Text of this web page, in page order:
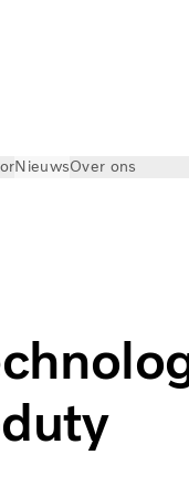
NieuwsOver ons